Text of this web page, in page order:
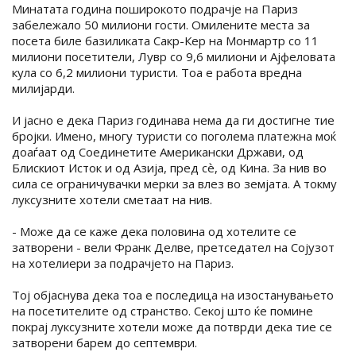
Минатата година поширокото подрачје на Париз
забележало 50 милиони гости. Омилените места за
посета биле базиликата Сакр-Кер на Монмартр со 11
милиони посетители, Лувр со 9,6 милиони и Ајфеловата
кула со 6,2 милиони туристи. Тоа е работа вредна
милијарди.
И јасно е дека Париз годинава нема да ги достигне тие
бројки. Имено, многу туристи со поголема платежна моќ
доаѓаат од Соединетите Американски Држави, од
Блискиот Исток и од Азија, пред сѐ, од Кина. За нив во
сила се ограничувачки мерки за влез во земјата. А токму
луксузните хотели сметаат на нив.
- Може да се каже дека половина од хотелите се
затворени - вели Франк Делве, претседател на Сојузот
на хотелиери за подрачјето на Париз.
Тој објаснува дека тоа е последица на изостанувањето
на посетителите од странство. Секој што ќе помине
покрај луксузните хотели може да потврди дека тие се
затворени барем до септември.